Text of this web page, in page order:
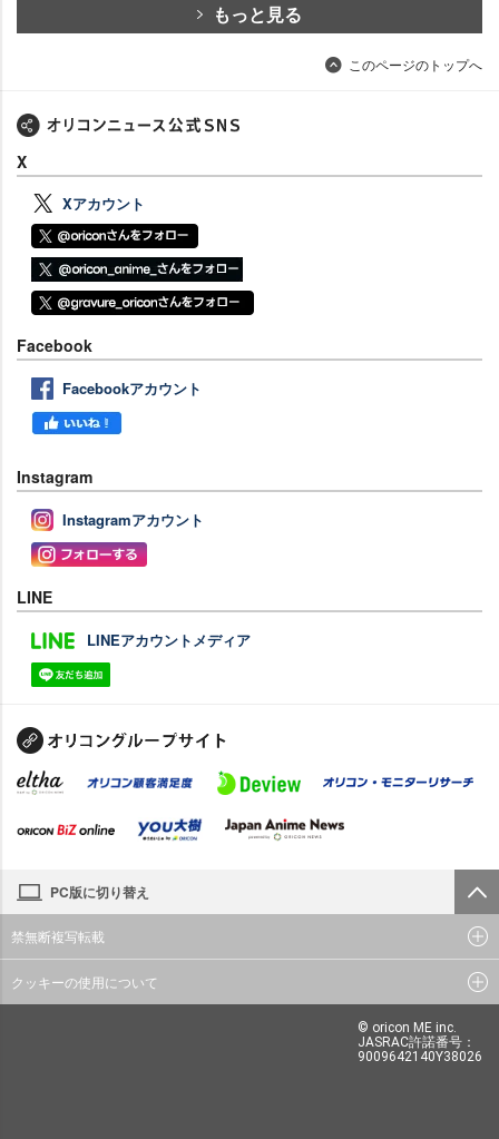
もっと見る
このページのトップへ
X
Xアカウント
Facebook
Facebookアカウント
Instagram
Instagramアカウント
LINE
LINEアカウントメディア
PC版に切り替え
禁無断複写転載
クッキーの使用について
© oricon ME inc.
JASRAC許諾番号：
9009642140Y38026